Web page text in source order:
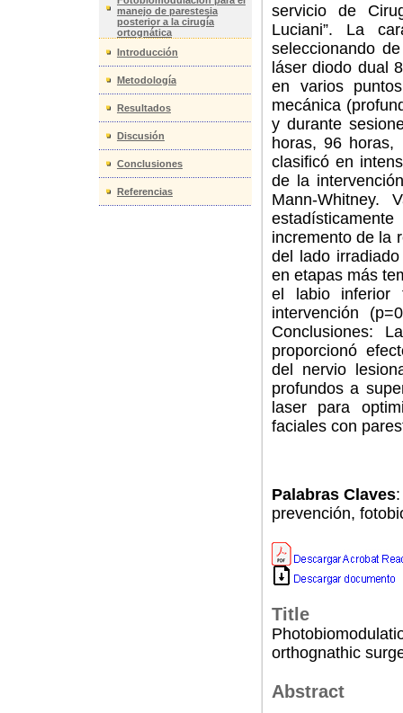
manejo de parestesia
posterior a la cirugía
ortognática
Introducción
Metodología
Resultados
Discusión
Conclusiones
Referencias
servicio de
Luciani”. La
seleccionando
láser diodo dual
en varios
mecánica
y durante
horas, 96
clasificó en
de la
Mann-Whitney.
incremento de la
del lado
en etapas más
el labio inferior
intervención
Conclusiones:
proporcionó
del nervio
profundos a
laser para
faciales con
Palabras Claves
prevención,
Title
orthognathic
Abstract